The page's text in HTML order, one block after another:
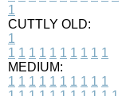
1
CUTTLY OLD:
1
1 1 1 1 1 1 1 1 1 1
MEDIUM:
1 1 1 1 1 1 1 1 1 1